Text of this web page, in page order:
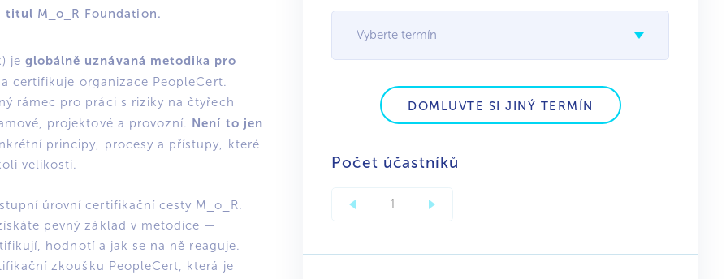
titul M_o_R Foundation.
je globálně uznávaná metodika pro
certifikuje organizace PeopleCert.
rámec pro práci s riziky na čtyřech
projektové a provozní. Není to jen
principy, procesy a přístupy, které
velikosti.
úrovní certifikační cesty M_o_R.
pevný základ v metodice —
hodnotí a jak se na ně reaguje.
zkoušku PeopleCert, která je
Vyberte termín
DOMLUVTE SI JINÝ TERMÍN
Počet účastníků